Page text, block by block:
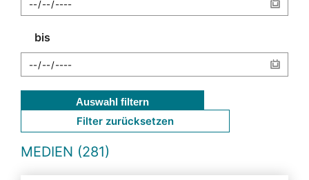
bis
Auswahl filtern
Filter zurücksetzen
MEDIEN (281)